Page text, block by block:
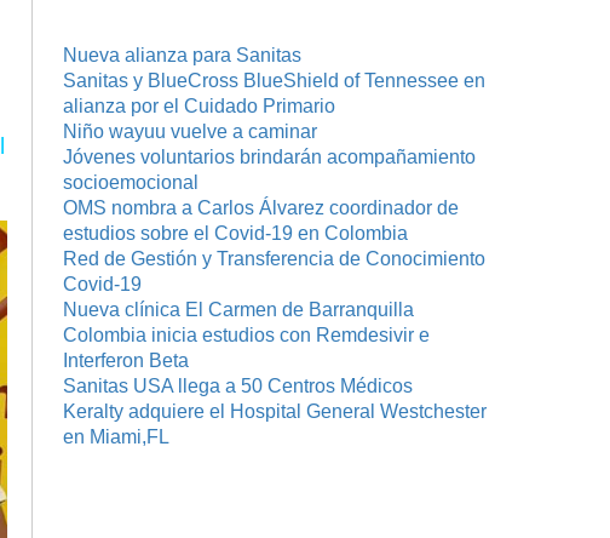
Nueva alianza para Sanitas
Sanitas y BlueCross BlueShield of Tennessee en
alianza por el Cuidado Primario
Niño wayuu vuelve a caminar
Jóvenes voluntarios brindarán acompañamiento
socioemocional
OMS nombra a Carlos Álvarez coordinador de
estudios sobre el Covid-19 en Colombia
Red de Gestión y Transferencia de Conocimiento
Covid-19
Nueva clínica El Carmen de Barranquilla
Colombia inicia estudios con Remdesivir e
Interferon Beta
Sanitas USA llega a 50 Centros Médicos
Keralty adquiere el Hospital General Westchester
en Miami,FL